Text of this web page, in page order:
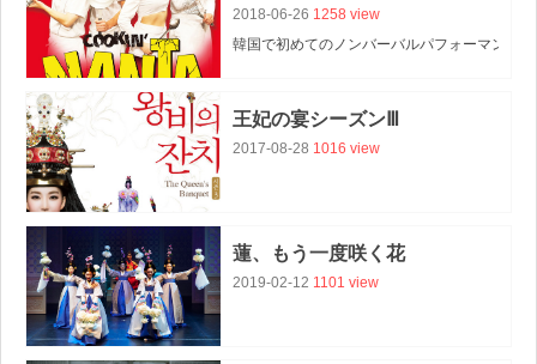
2018-06-26 1258 view
韓国で初めてのノンバーバルパフォーマンスで
王妃の宴シーズンⅢ
2017-08-28 1016 view
蓮、もう一度咲く花
2019-02-12 1101 view